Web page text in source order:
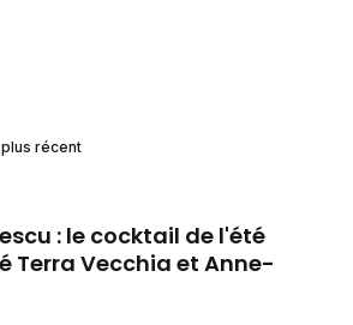
récent
: le cocktail de l'été
Terra Vecchia et Anne-